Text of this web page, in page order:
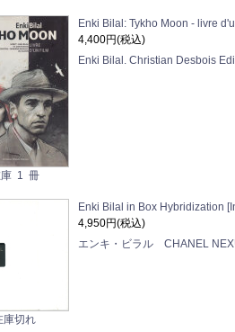
1 冊
Enki Bilal: Tykho Moon - livre
4,400円(税込)
Enki Bilal. Christian Desbois
庫切れ
Enki Bilal in Box Hybridization
4,950円(税込)
エンキ・ビラル CHANEL